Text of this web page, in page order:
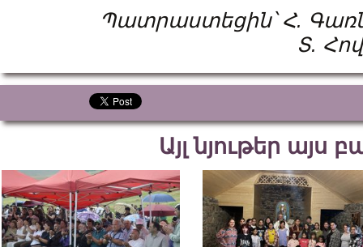
Պատրաստեցին՝ Հ.
Տ.
Այլ նյութեր այս